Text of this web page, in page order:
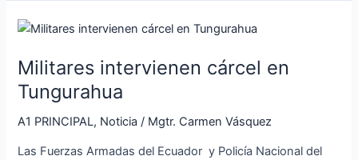
Militares intervienen cárcel en
Tungurahua
A1 PRINCIPAL, Noticia / Mgtr. Carmen Vásquez
Las Fuerzas Armadas del Ecuador y Policía Nacional del
Militares
cárcel
en
Tungurahua